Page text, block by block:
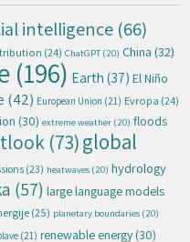
intelligence (66)
(24) ChatGPT (20) China (32)
(196) Earth (37) El Niño
(42) European Union (21) Evropa (24)
(30) extreme weather (20) floods
(73)global
(23) heatwaves (20) hydrology
(57) large language models
(25) planetary boundaries (20)
(21) renewable energy (30)